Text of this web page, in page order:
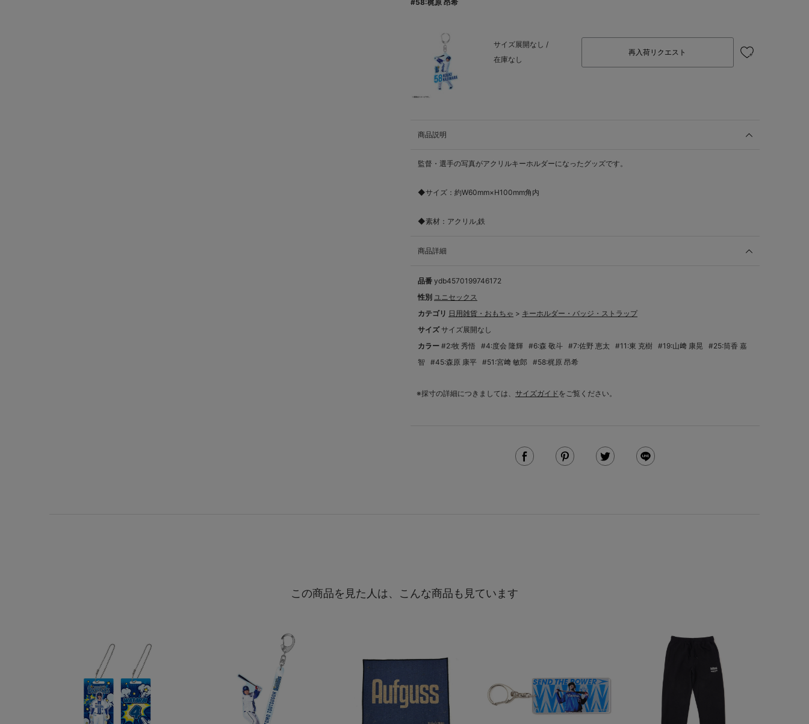
#58:梶原 昂希
サイズ展開なし /
在庫なし
再入荷リクエスト
商品説明
監督・選手の写真がアクリルキーホルダーになったグッズです。
◆サイズ：約W60mm×H100mm角内
◆素材：アクリル,鉄
商品詳細
品番 ydb4570199746172
性別 ユニセックス
カテゴリ 日用雑貨・おもちゃ > キーホルダー・バッジ・ストラップ
サイズ サイズ展開なし
カラー #2:牧 秀悟 #4:度会 隆輝 #6:森 敬斗 #7:佐野 恵太 #11:東 克樹 #19:山﨑 康晃 #25:筒香 嘉
智 #45:森原 康平 #51:宮﨑 敏郎 #58:梶原 昂希
※採寸の詳細につきましては、 サイズガイドをご覧ください。
この商品を見た人は、こんな商品も見ています